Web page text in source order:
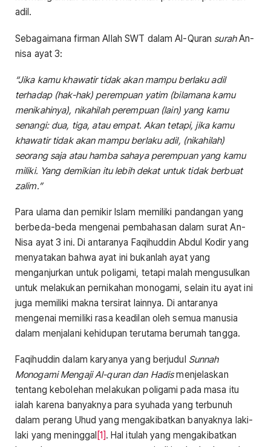
adil.
Sebagaimana firman Allah SWT dalam Al-Quran surahAn-
nisa ayat 3:
“Jika kamu khawatir tidak akan mampu berlaku adil
terhadap (hak-hak) perempuan yatim (bilamana kamu
menikahinya), nikahilah perempuan (lain) yang kamu
senangi: dua, tiga, atau empat. Akan tetapi, jika kamu
khawatir tidak akan mampu berlaku adil, (nikahilah)
seorang saja atau hamba sahaya perempuan yang kamu
miliki. Yang demikian itu lebih dekat untuk tidak berbuat
zalim.”
Para ulama dan pemikir Islam memiliki pandangan yang
berbeda-beda mengenai pembahasan dalam surat An-
Nisa ayat 3 ini. Di antaranya Faqihuddin Abdul Kodir yang
menyatakan bahwa ayat ini bukanlah ayat yang
menganjurkan untuk poligami, tetapi malah mengusulkan
untuk melakukan pernikahan monogami, selain itu ayat ini
juga memiliki makna tersirat lainnya. Di antaranya
mengenai memiliki rasa keadilan oleh semua manusia
dalam menjalani kehidupan terutama berumah tangga.
Faqihuddin dalam karyanya yang berjudul Sunnah
Monogami Mengaji Al-quran dan Hadismenjelaskan
tentang kebolehan melakukan poligami pada masa itu
ialah karena banyaknya para syuhada yang terbunuh
dalam perang Uhud yang mengakibatkan banyaknya laki-
laki yang meninggal [1]. Hal itulah yang mengakibatkan